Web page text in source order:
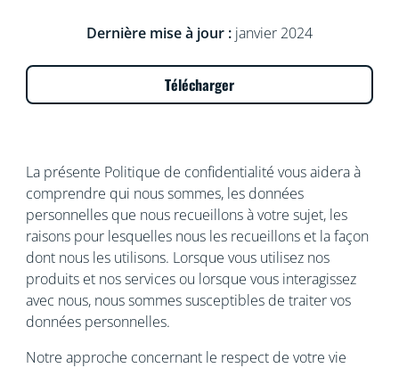
Dernière mise à jour : janvier 2024
Télécharger
La présente Politique de confidentialité vous aidera à
comprendre qui nous sommes, les données
personnelles que nous recueillons à votre sujet, les
raisons pour lesquelles nous les recueillons et la façon
dont nous les utilisons. Lorsque vous utilisez nos
produits et nos services ou lorsque vous interagissez
avec nous, nous sommes susceptibles de traiter vos
données personnelles.
Notre approche concernant le respect de votre vie